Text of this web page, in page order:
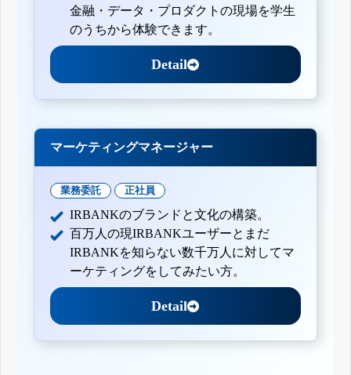
金融・データ・プロダクトの現場を学生
のうちから体験できます。
Detail
マーケティングマネージャー
業務委託 正社員
IRBANKのブランドと文化の構築。
百万人の現IRBANKユーザーとまだ
IRBANKを知らない数千万人に対してマ
ーケティングをしてみたい方。
Detail